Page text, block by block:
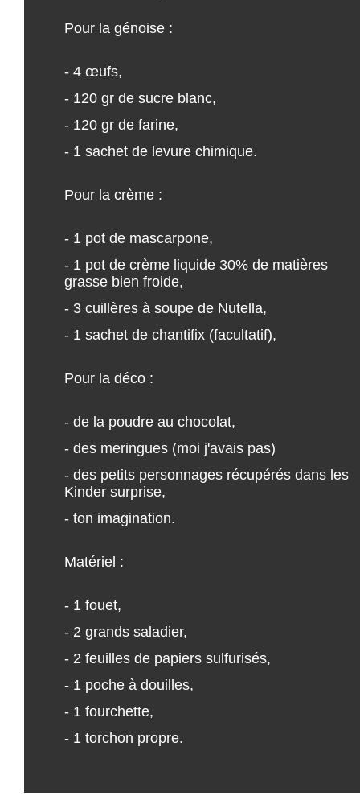
Pour la génoise :
- 4 œufs,
- 120 gr de sucre blanc,
- 120 gr de farine,
- 1 sachet de levure chimique.
Pour la crème :
- 1 pot de mascarpone,
- 1 pot de crème liquide 30% de matières
grasse bien froide,
- 3 cuillères à soupe de Nutella,
- 1 sachet de chantifix (facultatif),
Pour la déco :
- de la poudre au chocolat,
- des meringues (moi j'avais pas)
- des petits personnages récupérés dans les
Kinder surprise,
- ton imagination.
Matériel :
- 1 fouet,
- 2 grands saladier,
- 2 feuilles de papiers sulfurisés,
- 1 poche à douilles,
- 1 fourchette,
- 1 torchon propre.